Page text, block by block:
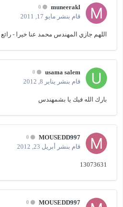
muneerakl
قام بنشر مايو 17, 2011
اللهم جازي المهندس محمد عنا خيرا - رائع
usama salem
قام بنشر يناير 8, 2012
بارك الله فيك يا بشمهندس
MOUSEDD997
قام بنشر أبريل 23, 2012
13073631
MOUSEDD997